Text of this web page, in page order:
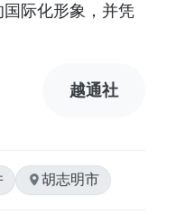
际化形象，并凭
越通社
胡志明市